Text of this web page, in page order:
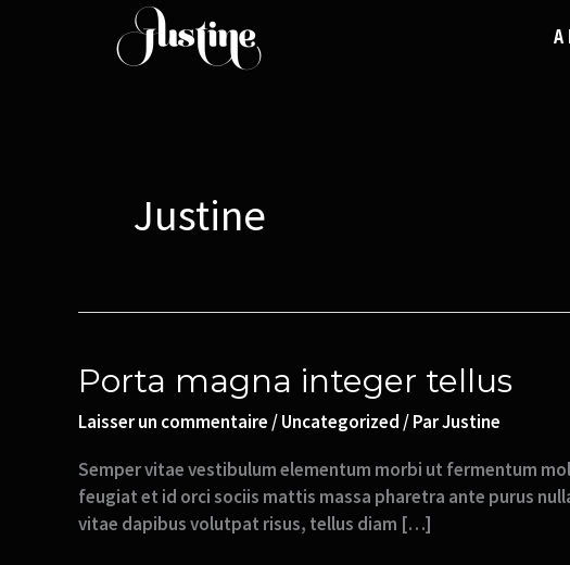
A
Justine
Porta magna integer tellus
Laisser un commentaire /Uncategorized / ParJustine
Semper vitae vestibulum elementum morbi ut fermentum
feugiat et id orci sociis mattis massa pharetra ante purus
vitae dapibus volutpat risus, tellus diam […]
Porta
magna
integer